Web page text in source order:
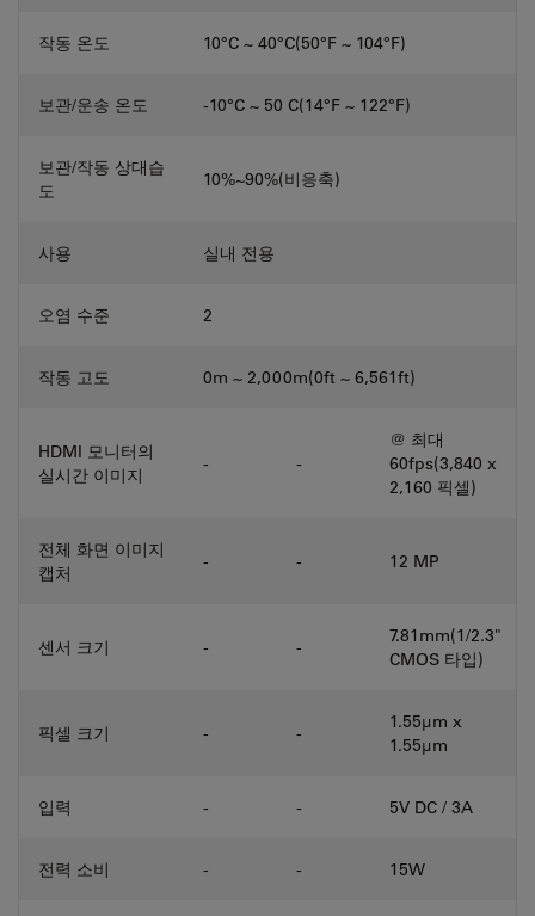
작동 온도 10°C ~ 40°C(50°F ~ 104°F)
보관/운송 온도 -10°C ~ 50 C(14°F ~ 122°F)
보관/작동 상대습
도
10%~90%(비응축)
사용 실내 전용
오염 수준 2
작동 고도 0m ~ 2,000m(0ft ~ 6,561ft)
HDMI 모니터의
실시간 이미지
- -
@ 최대
60fps(3,840 x
2,160 픽셀)
전체 화면 이미지
캡처
- - 12 MP
센서 크기 - -
7.81mm(1/2.3"
CMOS 타입)
픽셀 크기 - -
1.55μm x
1.55μm
입력 - - 5V DC / 3A
전력 소비 - - 15W